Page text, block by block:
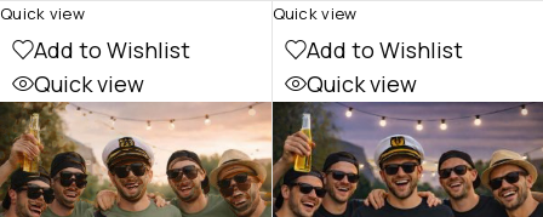
Add to Wishlist
Quick view
Quick view
Add to Wishlist
Quick view
Quick view